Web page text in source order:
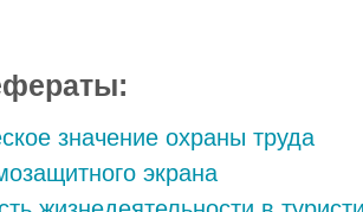
значение охраны труда
экрана